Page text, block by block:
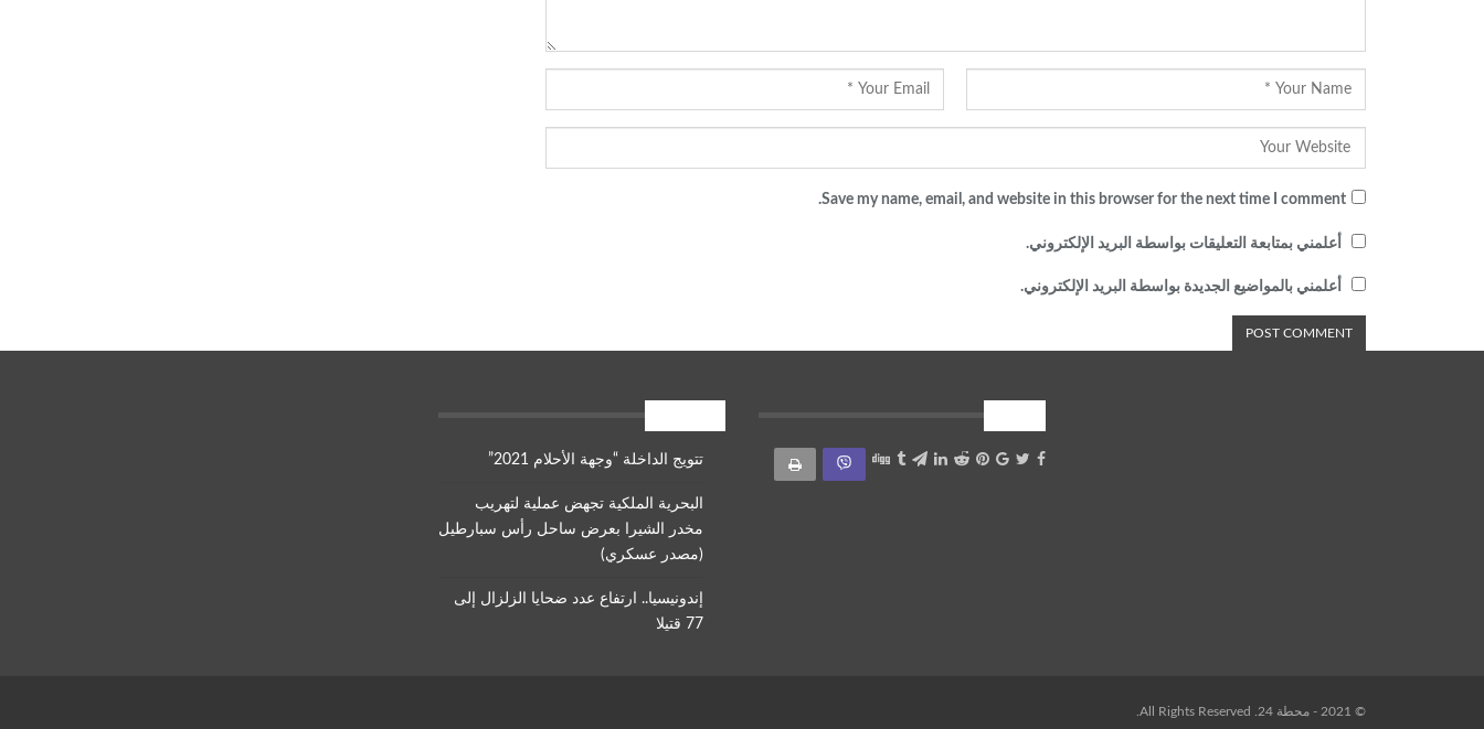
Save my name, email, and website in this browser for the next time I comment.
أعلمني بمتابعة التعليقات بواسطة البريد الإلكتروني.
أعلمني بالمواضيع الجديدة بواسطة البريد الإلكتروني.
تتويج الداخلة “وجهة الأحلام 2021”
البحرية الملكية تجهض عملية لتهريب
مخدر الشيرا بعرض ساحل رأس سبارطيل
(مصدر عسكري)
إندونيسيا.. ارتفاع عدد ضحايا الزلزال إلى
77 قتيلا
© 2021 - محطة 24. All Rights Reserved.